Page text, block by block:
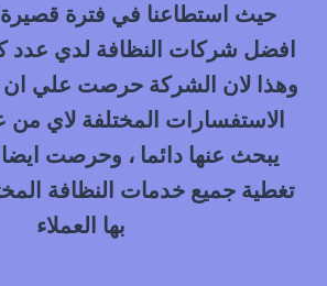
حيث استطاعنا في فترة
افضل شركات النظافة لدي عدد
وهذا لان الشركة حرصت علي ان
الاستفسارات المختلفة لاي من
يبحث عنها دائما ، وحرصت
تغطية جميع خدمات النظافة
بها العملاء